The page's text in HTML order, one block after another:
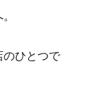
のひとつで